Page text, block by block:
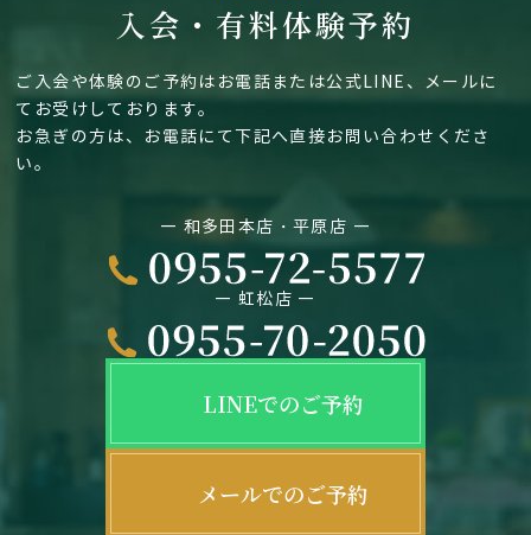
入会・有料体験予約
ご入会や体験のご予約はお電話または公式LINE、メールに
てお受けしております。
お急ぎの方は、お電話にて下記へ直接お問い合わせくださ
い。
― 和多田本店・平原店 ―
― 虹松店 ―
LINEでのご予約
メールでのご予約